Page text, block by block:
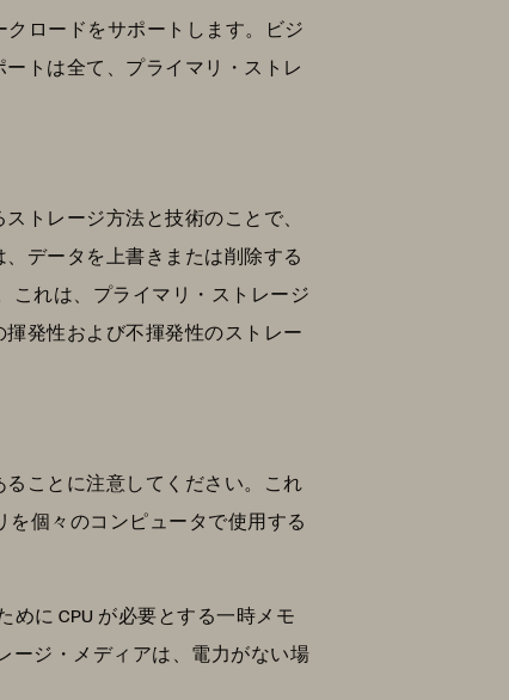
ロードをサポートします。ビジ
トは全て、プライマリ・ストレ
トレージ方法と技術のことで、
データを上書きまたは削除する
これは、プライマリ・ストレージ
発性および不揮発性のストレー
ことに注意してください。これ
個々のコンピュータで使用する
に CPU が必要とする一時メモ
ージ・メディアは、電力がない場